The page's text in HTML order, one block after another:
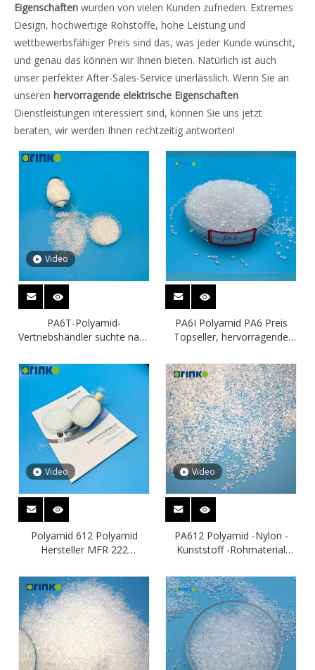
Eigenschaften wurden von vielen Kunden zufrieden. Extremes
Design, hochwertige Rohstoffe, hohe Leistung und
wettbewerbsfähiger Preis sind das, was jeder Kunde wünscht,
und genau das können wir Ihnen bieten. Natürlich ist auch
unser perfekter After-Sales-Service unerlässlich. Wenn Sie an
unseren hervorragende elektrische Eigenschaften
Dienstleistungen interessiert sind, können Sie uns jetzt
beraten, wir werden Ihnen rechtzeitig antworten!
Video
PA6T-Polyamid-
Vertriebshändler suchte nach
hervorragenden elektrischen
Eigenschaften
PA6I Polyamid PA6 Preis
Topseller, hervorragende
Batteriegehäuse
Video
Polyamid 612 Polyamid
Hersteller MFR 222
Video
PA612 Polyamid -Nylon -
Kunststoff -Rohmaterial